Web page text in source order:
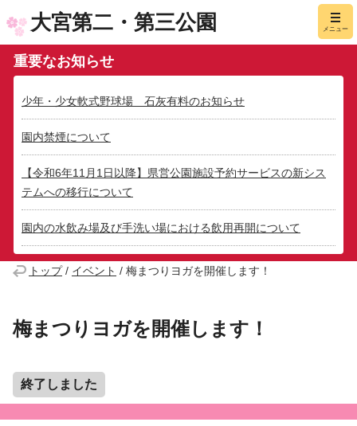
大宮第二・第三公園 メニュー
重要なお知らせ
少年・少女軟式野球場 石灰有料のお知らせ
園内禁煙について
【令和6年11月1日以降】県営公園施設予約サービスの新シス
テムへの移行について
園内の水飲み場及び手洗い場における飲用再開について
トップ/ イベント / 梅まつりヨガを開催します！
梅まつりヨガを開催します！
終了しました